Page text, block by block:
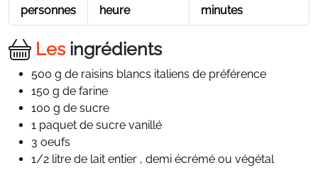
personnes
heure
minutes
Lesingrédients
500 g de raisins blancs italiens de préférence
150 g de farine
100 g de sucre
1 paquet de sucre vanillé
3 oeufs
1/2 litre de lait entier , demi écrémé ou végétal